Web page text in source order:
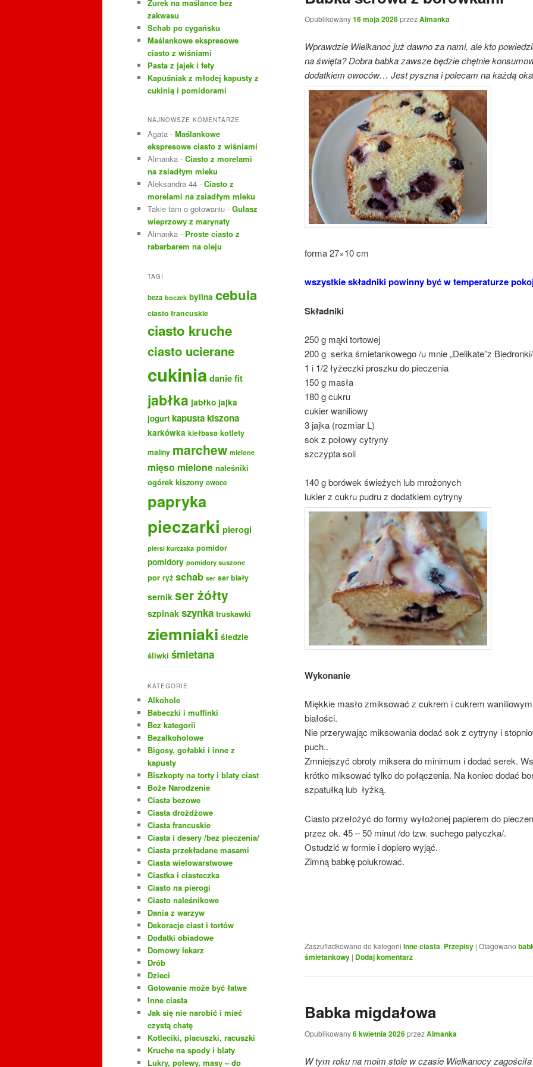
Opublikowany16 maja 2026przezAlmanka
Wprawdzie Wielkanoc już dawno za nami, ale kto
na święta? Dobra babka zawsze będzie chętnie
dodatkiem owoców… Jest pyszna i polecam na każdą
forma 27×10 cm
wszystkie składniki powinny być w temperaturze
Składniki
250 g mąki tortowej
200 g serka śmietankowego /u mnie „Delikate”z Biedronki/
1 i 1/2 łyżeczki proszku do pieczenia
150 g masła
180 g cukru
cukier waniliowy
3 jajka (rozmiar L)
sok z połowy cytryny
szczypta soli
140 g borówek świeżych lub mrożonych
lukier z cukru pudru z dodatkiem cytryny
Wykonanie
Miękkie masło zmiksować z cukrem i cukrem
białości.
Nie przerywając miksowania dodać sok z cytryny i
puch..
Zmniejszyć obroty miksera do minimum i dodać serek.
krótko miksować tylko do połączenia. Na koniec dodać
szpatułką lub łyżką.
Ciasto przełożyć do formy wyłożonej papierem do
przez ok. 45 – 50 minut /do tzw. suchego patyczka/.
Ostudzić w formie i dopiero wyjąć.
Zimną babkę polukrować.
Zaszufladkowano do kategorii Inne ciasta, Przepisy | Otagowano
śmietankowy | Dodaj komentarz
Babka migdałowa
Opublikowany6 kwietnia 2026przezAlmanka
W tym roku na moim stole w czasie Wielkanocy
j
Żurek na maślance bez
zakwasu
Schab po cygańsku
Maślankowe ekspresowe
ciasto z wiśniami
Pasta z jajek i fety
Kapuśniak z młodej kapusty z
cukinią i pomidorami
NAJNOWSZE KOMENTARZE
Agata - Maślankowe
ekspresowe ciasto z wiśniami
Almanka - Ciasto z morelami
na zsiadłym mleku
Aleksandra 44 - Ciasto z
morelami na zsiadłym mleku
Takie tam o gotowaniu - Gulasz
wieprzowy z marynaty
Almanka - Proste ciasto z
rabarbarem na oleju
TAGI
beza boczek bylina cebula
ciasto francuskie
ciasto kruche
ciasto ucierane
cukiniadanie fit
jabłka jabłko jajka
jogurt kapusta kiszona
karkówka kiełbasa kotlety
maliny marchew mielone
mięso mielone naleśniki
ogórek kiszony owoce
papryka
pieczarki pierogi
piersi kurczaka pomidor
pomidory pomidory suszone
por ryż schab ser ser biały
sernik ser żółty
szpinak szynka truskawki
ziemniaki śledzie
śliwki śmietana
KATEGORIE
Alkohole
Babeczki i muffinki
Bez kategorii
Bezalkoholowe
Bigosy, gołabki i inne z
kapusty
Biszkopty na torty i blaty ciast
Boże Narodzenie
Ciasta bezowe
Ciasta drożdżowe
Ciasta francuskie
Ciasta i desery /bez pieczenia/
Ciasta przekładane masami
Ciasta wielowarstwowe
Ciastka i ciasteczka
Ciasto na pierogi
Ciasto naleśnikowe
Dania z warzyw
Dekoracje ciast i tortów
Dodatki obiadowe
Domowy lekarz
Drób
Dzieci
Gotowanie może być łatwe
Inne ciasta
Jak się nie narobić i mieć
czystą chatę
Kotleciki, placuszki, racuszki
Kruche na spody i blaty
Lukry, polewy, masy – do